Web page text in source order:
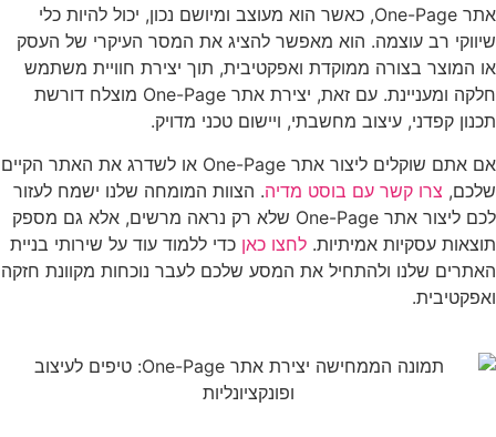
אתר One-Page, כאשר הוא מעוצב ומיושם נכון, יכול להיות כלי
שיווקי רב עוצמה. הוא מאפשר להציג את המסר העיקרי של העסק
או המוצר בצורה ממוקדת ואפקטיבית, תוך יצירת חוויית משתמש
חלקה ומעניינת. עם זאת, יצירת אתר One-Page מוצלח דורשת
תכנון קפדני, עיצוב מחשבתי, ויישום טכני מדויק.
אם אתם שוקלים ליצור אתר One-Page או לשדרג את האתר הקיים
שלכם, צרו קשר עם בוסט מדיה. הצוות המומחה שלנו ישמח לעזור
לכם ליצור אתר One-Page שלא רק נראה מרשים, אלא גם מספק
תוצאות עסקיות אמיתיות. לחצו כאן כדי ללמוד עוד על שירותי בניית
האתרים שלנו ולהתחיל את המסע שלכם לעבר נוכחות מקוונת חזקה
ואפקטיבית.